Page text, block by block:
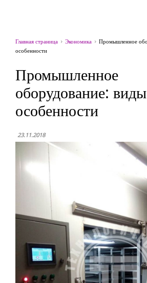
Главная страница Экономика
Промышленное
особенности
Промышленное
оборудование:
особенности
23.11.2018